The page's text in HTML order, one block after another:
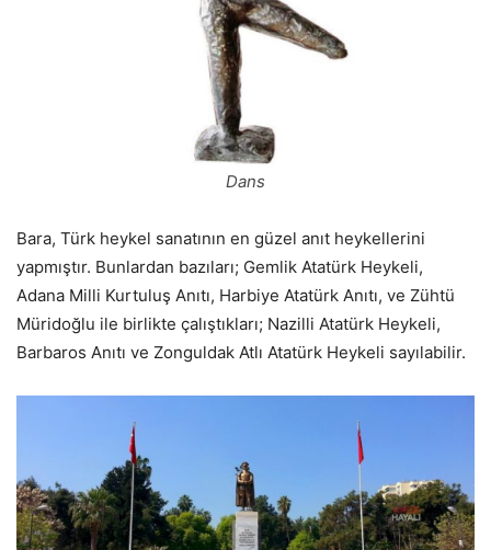
Dans
Bara, Türk heykel sanatının en güzel anıt heykellerini
yapmıştır. Bunlardan bazıları; Gemlik Atatürk Heykeli,
Adana Milli Kurtuluş Anıtı, Harbiye Atatürk Anıtı, ve Zühtü
Müridoğlu ile birlikte çalıştıkları; Nazilli Atatürk Heykeli,
Barbaros Anıtı ve Zonguldak Atlı Atatürk Heykeli sayılabilir.